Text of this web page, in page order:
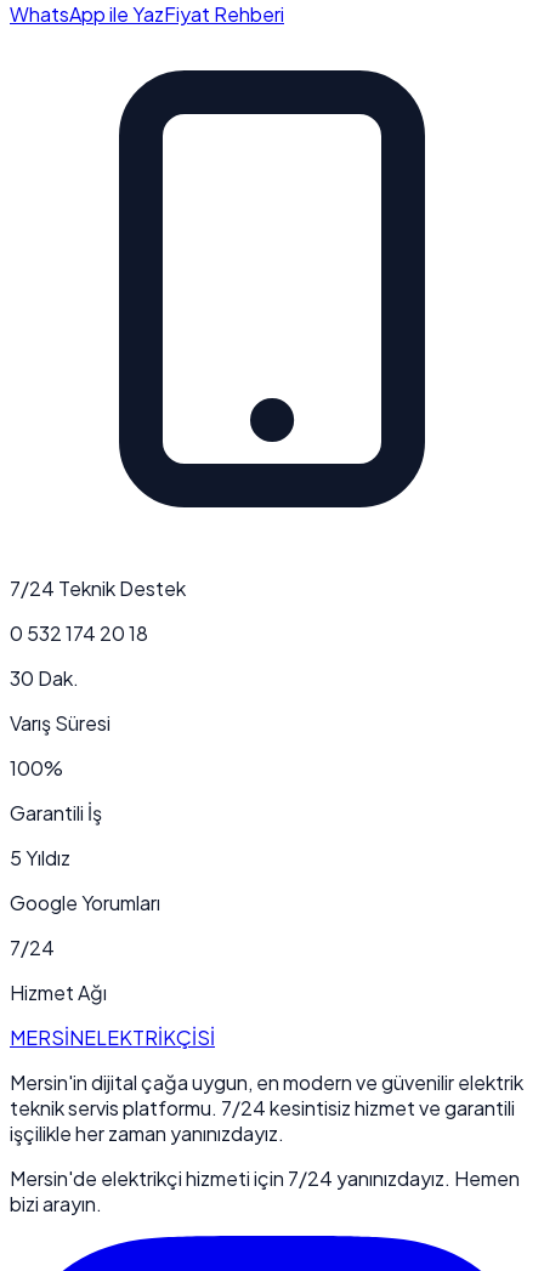
WhatsApp ile YazFiyat Rehberi
7/24 Teknik Destek
0 532 174 20 18
30 Dak.
Varış Süresi
100%
Garantili İş
5 Yıldız
Google Yorumları
7/24
Hizmet Ağı
MERSİNELEKTRİKÇİSİ
Mersin'in dijital çağa uygun, en modern ve güvenilir elektrik
teknik servis platformu. 7/24 kesintisiz hizmet ve garantili
işçilikle her zaman yanınızdayız.
Mersin'de elektrikçi hizmeti için 7/24 yanınızdayız. Hemen
bizi arayın.